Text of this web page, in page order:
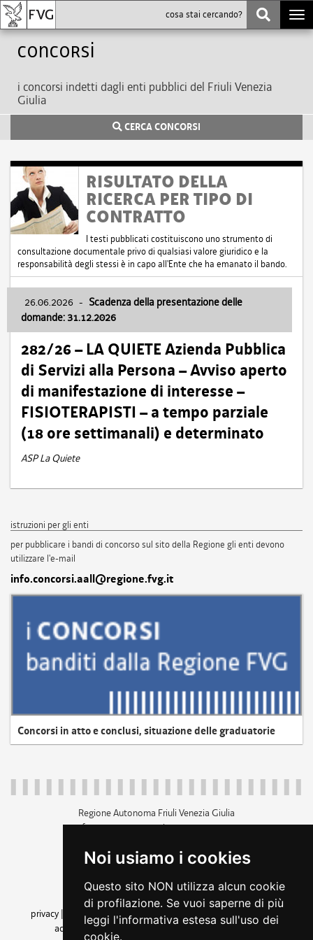
Noi usiamo i cookies
Questo sito NON utilizza alcun cookie
di profilazione. Se vuoi saperne di più
leggi l'informativa estesa sull'uso dei
cookie.
Concorsi
i concorsi indetti dagli enti pubblici del Friuli Venezia
Giulia
CERCA CONCORSI
RISULTATO DELLA
RICERCA PER TIPO DI
CONTRATTO
I testi pubblicati costituiscono uno strumento di
consultazione documentale privo di qualsiasi valore giuridico e la
responsabilità degli stessi è in capo all'Ente che ha emanato il bando.
26.06.2026 - Scadenza della presentazione delle
domande: 31.12.2026
282/26 – LA QUIETE Azienda Pubblica
di Servizi alla Persona – Avviso aperto
di manifestazione di interesse –
FISIOTERAPISTI – a tempo parziale
(18 ore settimanali) e determinato
ASP La Quiete
istruzioni per gli enti
per pubblicare i bandi di concorso sul sito della Regione gli enti devono
utilizzare l'e-mail
info.concorsi.aall@regione.fvg.it
Concorsi in atto e conclusi, situazione delle graduatorie
Regione Autonoma Friuli Venezia Giulia
c.f. 80014930327; p.iva 00526040324
+39 040 3771111
amministrazione trasparente
privacy
cookie |note legali accessibilità
dichiarazione di
accessibilità| feedback cambio preferenze cookie